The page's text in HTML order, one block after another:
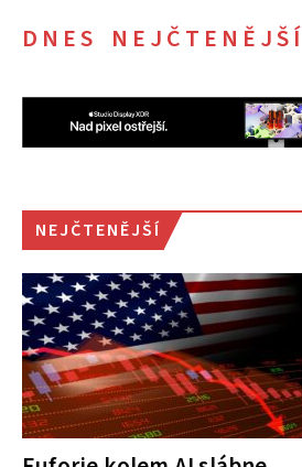
DNES NEJČTENĚJŠÍ
NEJČTENĚJŠÍ